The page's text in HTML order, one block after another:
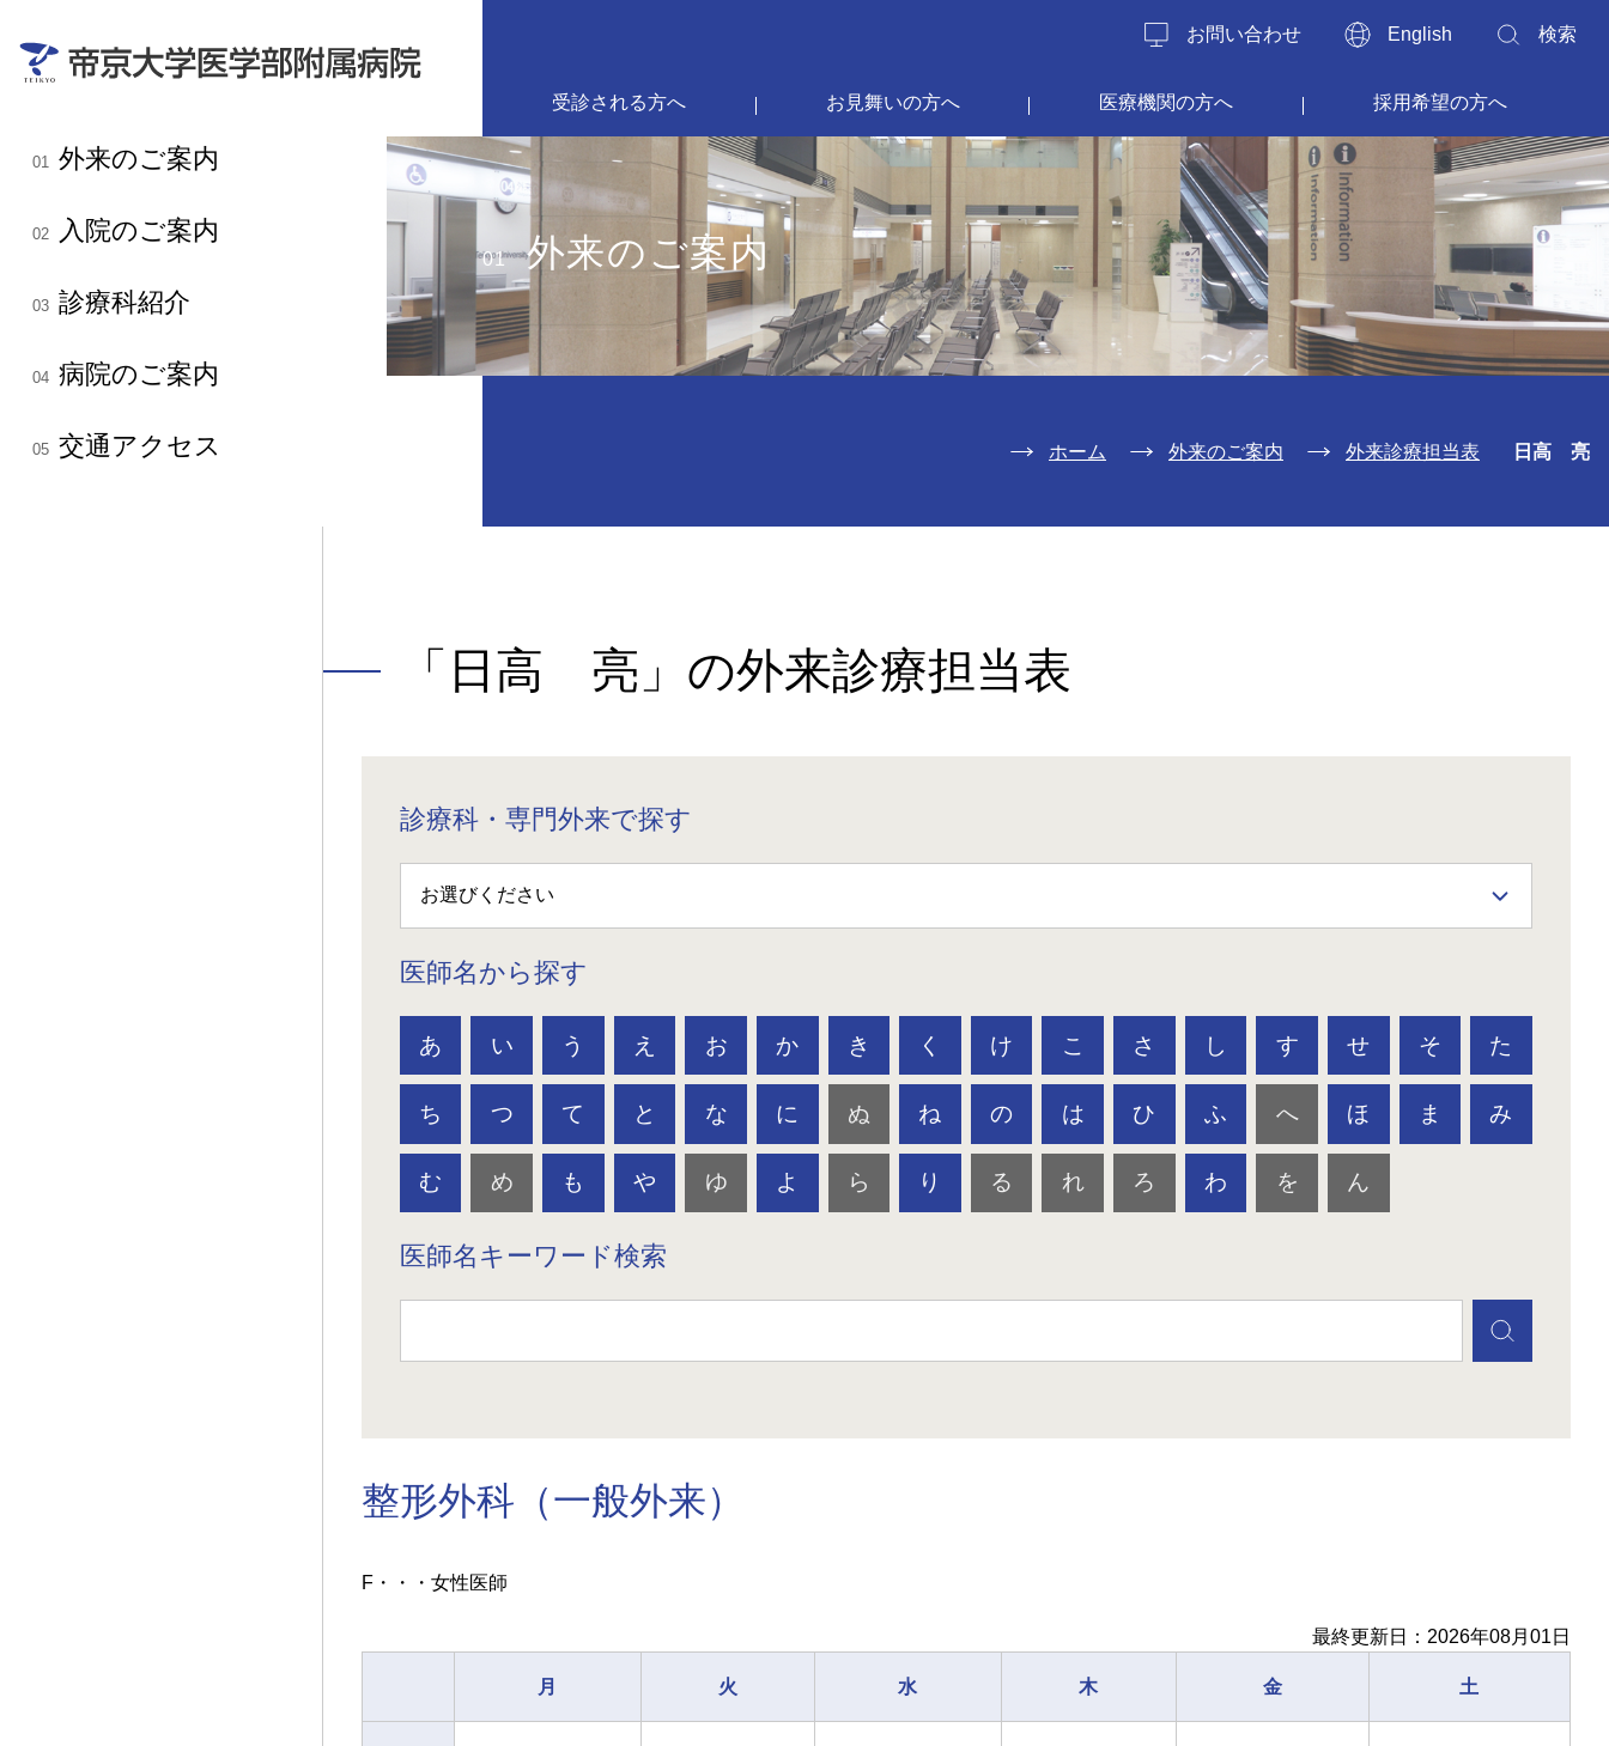
01 外来のご案内
02 入院のご案内
03 診療科紹介
04 病院のご案内
05 交通アクセス
お問い合わせ English 検索
受診される方へ お見舞いの方へ 医療機関の方へ 採用希望の方へ
01 外来のご案内
ホーム 外来のご案内 外来診療担当表 日高 亮
「日高 亮」の外来診療担当表
診療科・専門外来で探す
医師名から探す
あ い う え お か き く け こ さ し す せ そ た
ち つ て と な に ぬ ね の は ひ ふ へ ほ ま み
む め も や ゆ よ ら り る れ ろ わ を ん
医師名キーワード検索
整形外科（一般外来）
F・・・女性医師
最終更新日：2026年08月01日
月 火 水 木 金 土